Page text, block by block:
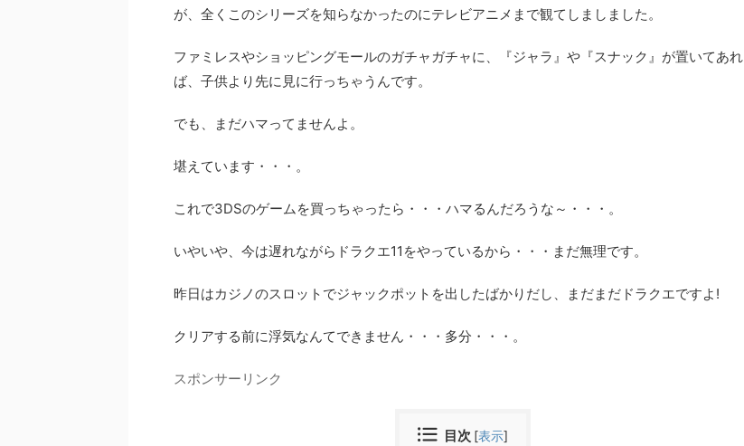
が、全くこのシリーズを知らなかったのにテレビアニメまで観てしましました。
ファミレスやショッピングモールのガチャガチャに、『ジャラ』や『スナック』が置いてあれ
ば、子供より先に見に行っちゃうんです。
でも、まだハマってませんよ。
堪えています・・・。
これで3DSのゲームを買っちゃったら・・・ハマるんだろうな～・・・。
いやいや、今は遅れながらドラクエ11をやっているから・・・まだ無理です。
昨日はカジノのスロットでジャックポットを出したばかりだし、まだまだドラクエですよ!
クリアする前に浮気なんてできません・・・多分・・・。
スポンサーリンク
目次 [表示]